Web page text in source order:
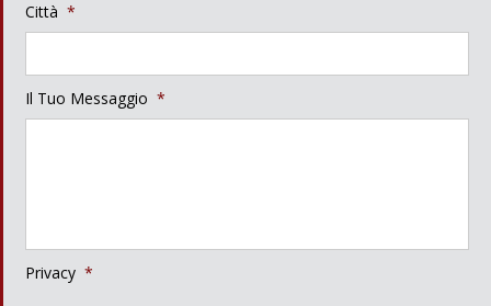
Città *
Il Tuo Messaggio *
Privacy *